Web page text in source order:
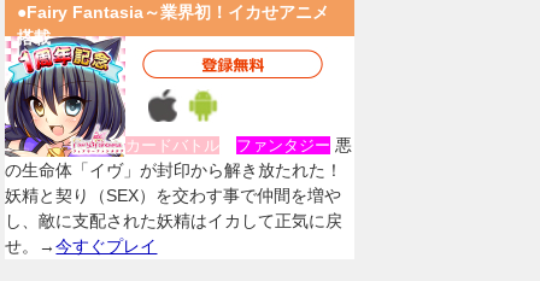
●Fairy Fantasia～業界初！イカせアニメ
搭載
カードバトル ファンタジー 悪
の生命体「イヴ」が封印から解き放たれた！
妖精と契り（SEX）を交わす事で仲間を増や
し、敵に支配された妖精はイカして正気に戻
せ。→今すぐプレイ